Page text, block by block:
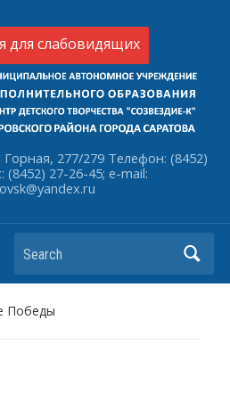
для слабовидящих
277/279 Телефон: (8452)
(8452) 27-26-45; e-mail:
Search
Победы